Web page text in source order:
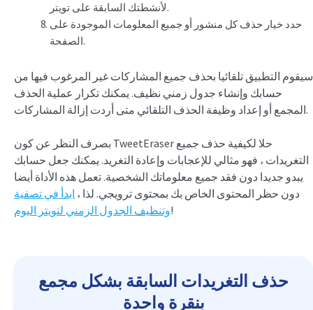
لأنشطتك السابقة على تويتر.
حدد خيار حذف كل منشور أو جميع المعلومات الموجودة على
الصفحة.
سيقوم التطبيق تلقائيا بحذف جميع المشاركات غير المرغوب فيها من
حسابك وإنشاء جدول زمني نظيف. يمكنك تكرار عملية الحذف
المجمع أو إعداد وظيفة الحذف التلقائي متى أردت إزالة المشاركات.
بصرف النظر عن كون TweetEraser حلا لكيفية حذف جميع
التغريدات ، فهو مثالي للإعجابات وإعادة التغريد. يمكنك جعل حسابك
يبدو جديدا دون فقد جميع معلوماتك الشخصية. تعمل هذه الأداة أيضا
دون حظر المحتوى الخاص بك بمحتوى ترويجي. لذا ، ابدأ في تصفية
وتنظيف الجدول الزمني لتويتر اليوم!
حذف التغريدات السابقة بشكل مجمع
بنقرة واحدة